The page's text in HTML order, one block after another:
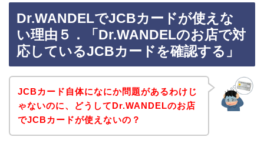
Dr.WANDELでJCBカードが使えな
い理由５．「Dr.WANDELのお店で対
応しているJCBカードを確認する」
JCBカード自体になにか問題があるわけじ
ゃないのに、どうしてDr.WANDELのお店
でJCBカードが使えないの？